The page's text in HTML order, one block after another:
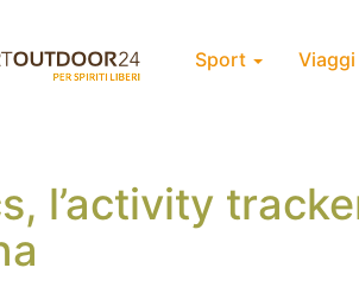
Sport Viaggi
l’activity